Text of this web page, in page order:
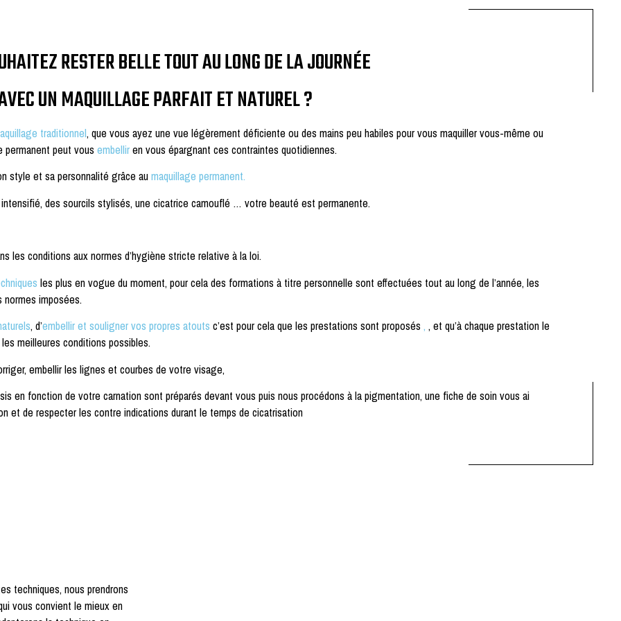
RESTER BELLE TOUT AU LONG DE LA JOURNÉE
UN MAQUILLAGE PARFAIT ET NATUREL ?
traditionnel, que vous ayez une vue légèrement déficiente ou des mains peu habiles pour vous maquiller vous-même ou
permanent peut vous embelliren vous épargnant ces contraintes quotidiennes.
style et sa personnalité grâce aumaquillage permanent.
des sourcils stylisés, une cicatrice camouflé … votre beauté est permanente.
les conditions aux normes d’hygiène stricte relative à la loi.
les plus en vogue du moment, pour cela des formations à titre personnelle sont effectuées tout au long de l’année, les
imposées.
, d’embellir et souligner vos propres atouts c’est pour cela que les prestations sont proposés , , et qu’à chaque prestation le
meilleures conditions possibles.
embellir les lignes et courbes de votre visage,
en fonction de votre carnation sont préparés devant vous puis nous procédons à la pigmentation, une fiche de soin vous ai
et de respecter les contre indications durant le temps de cicatrisation
techniques, nous prendrons
vous convient le mieux en